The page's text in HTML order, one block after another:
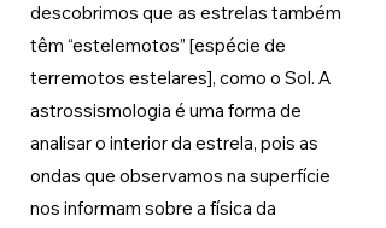
descobrimos que as estrelas também
têm “estelemotos” [espécie de
terremotos estelares], como o Sol. A
astrossismologia é uma forma de
analisar o interior da estrela, pois as
ondas que observamos na superfície
nos informam sobre a física da